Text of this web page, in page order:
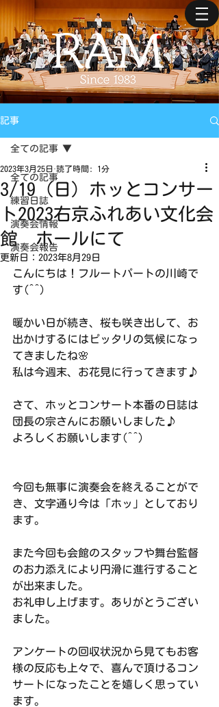
記事
全ての記事
練習日誌
演奏会情報
演奏会報告
全ての記事
3/19（日）ホッとコンサー
ト2023右京ふれあい文化会
館 ホールにて
2023年3月25日 読了時間: 1分
更新日： 2023年8月29日
こんにちは！フルートパートの川崎で
す(^^)
暖かい日が続き、桜も咲き出して、お
出かけするにはピッタリの気候になっ
てきましたね🌸
私は今週末、お花見に行ってきます♪
さて、ホッとコンサート本番の日誌は
団長の宗さんにお願いしました♪
よろしくお願いします(^^)
今回も無事に演奏会を終えることがで
き、文字通り今は「ホッ」としており
ます。
また今回も会館のスタッフや舞台監督
のお力添えにより円滑に進行すること
が出来ました。
お礼申し上げます。ありがとうござい
ました。
アンケートの回収状況から見てもお客
様の反応も上々で、喜んで頂けるコン
サートになったことを嬉しく思ってい
ます。